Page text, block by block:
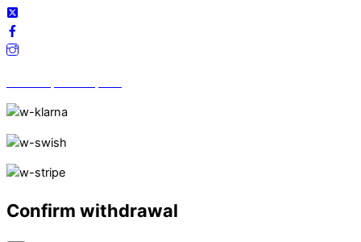
Confirm withdrawal